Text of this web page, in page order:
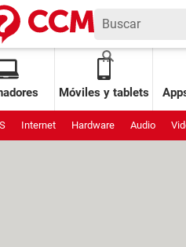
Móviles y tablets
Internet Hardware Audio